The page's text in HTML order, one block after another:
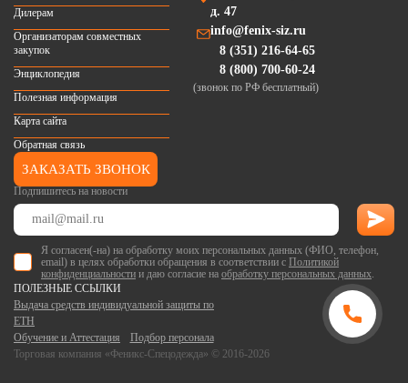
Подпишитесь на новости
Я согласен(-на) на обработку моих персональных данных (ФИО, телефон,
email) в целях обработки обращения в соответствии с Политикой
конфиденциальности и даю согласие на обработку персональных данных
Торговая компания «Феникс-Спецодежда» © 2016-2026
Дилерам
Организаторам совместных
закупок
Энциклопедия
Полезная информация
Карта сайта
Обратная связь
д. 47
info@fenix-siz.ru
8 (351) 216-64-65
8 (800) 700-60-24
(звонок по РФ бесплатный)
ЗАКАЗАТЬ ЗВОНОК
ПОЛЕЗНЫЕ ССЫЛКИ
Выдача средств индивидуальной защиты по
ЕТН
Обучение и Аттестация
Подбор персонала